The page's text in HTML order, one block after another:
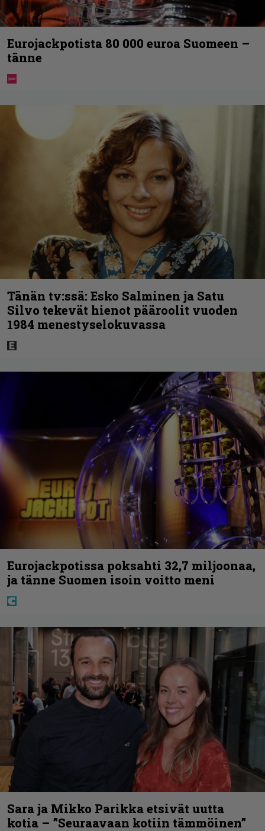
Eurojackpotista 80 000 euroa Suomeen –
tänne
Tänän tv:ssä: Esko Salminen ja Satu
Silvo tekevät hienot pääroolit vuoden
1984 menestyselokuvassa
Eurojackpotissa poksahti 32,7 miljoonaa,
ja tänne Suomen isoin voitto meni
Sara ja Mikko Parikka etsivät uutta
kotia – ”Seuraavaan kotiin tämmöinen”